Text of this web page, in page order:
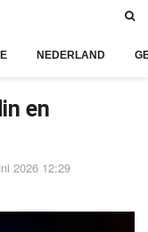
NEDERLAND
en
2026 12:29